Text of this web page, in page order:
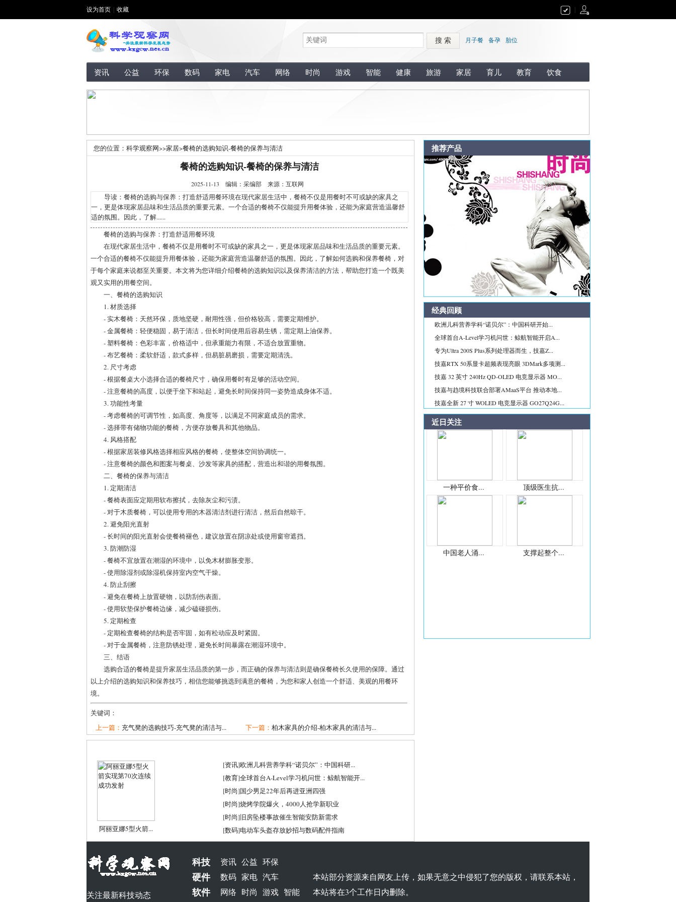
设为首页 收藏
搜 索 月子餐 备孕 胎位
资讯 公益 环保 数码 家电 汽车 网络 时尚 游戏 智能 健康 旅游 家居 育儿 教育 饮食
您的位置： 科学观察网>>家居>餐椅的选购知识-餐椅的保养与清洁
餐椅的选购知识-餐椅的保养与清洁
2025-11-13 编辑：采编部 来源：互联网
导读：餐椅的选购与保养：打造舒适用餐环境在现代家居生活中，餐椅不仅是用餐时不可或缺的家具之
一，更是体现家居品味和生活品质的重要元素。一个合适的餐椅不仅能提升用餐体验，还能为家庭营造温馨舒
适的氛围。因此，了解......
餐椅的选购与保养：打造舒适用餐环境
在现代家居生活中，餐椅不仅是用餐时不可或缺的家具之一，更是体现家居品味和生活品质的重要元素。
一个合适的餐椅不仅能提升用餐体验，还能为家庭营造温馨舒适的氛围。因此，了解如何选购和保养餐椅，对
于每个家庭来说都至关重要。本文将为您详细介绍餐椅的选购知识以及保养清洁的方法，帮助您打造一个既美
观又实用的用餐空间。
一、餐椅的选购知识
1. 材质选择
- 实木餐椅：天然环保，质地坚硬，耐用性强，但价格较高，需要定期维护。
- 金属餐椅：轻便稳固，易于清洁，但长时间使用后容易生锈，需定期上油保养。
- 塑料餐椅：色彩丰富，价格适中，但承重能力有限，不适合放置重物。
- 布艺餐椅：柔软舒适，款式多样，但易脏易磨损，需要定期清洗。
2. 尺寸考虑
- 根据餐桌大小选择合适的餐椅尺寸，确保用餐时有足够的活动空间。
- 注意餐椅的高度，以便于坐下和站起，避免长时间保持同一姿势造成身体不适。
3. 功能性考量
- 考虑餐椅的可调节性，如高度、角度等，以满足不同家庭成员的需求。
- 选择带有储物功能的餐椅，方便存放餐具和其他物品。
4. 风格搭配
- 根据家居装修风格选择相应风格的餐椅，使整体空间协调统一。
- 注意餐椅的颜色和图案与餐桌、沙发等家具的搭配，营造出和谐的用餐氛围。
二、餐椅的保养与清洁
1. 定期清洁
- 餐椅表面应定期用软布擦拭，去除灰尘和污渍。
- 对于木质餐椅，可以使用专用的木器清洁剂进行清洁，然后自然晾干。
2. 避免阳光直射
- 长时间的阳光直射会使餐椅褪色，建议放置在阴凉处或使用窗帘遮挡。
3. 防潮防湿
- 餐椅不宜放置在潮湿的环境中，以免木材膨胀变形。
- 使用除湿剂或除湿机保持室内空气干燥。
4. 防止刮擦
- 避免在餐椅上放置硬物，以防刮伤表面。
- 使用软垫保护餐椅边缘，减少磕碰损伤。
5. 定期检查
- 定期检查餐椅的结构是否牢固，如有松动应及时紧固。
- 对于金属餐椅，注意防锈处理，避免长时间暴露在潮湿环境中。
三、结语
选购合适的餐椅是提升家居生活品质的第一步，而正确的保养与清洁则是确保餐椅长久使用的保障。通过
以上介绍的选购知识和保养技巧，相信您能够挑选到满意的餐椅，为您和家人创造一个舒适、美观的用餐环
境。
关键词：
上一篇： 充气凳的选购技巧-充气凳的清洁与... 下一篇： 柏木家具的介绍-柏木家具的清洁与...
阿丽亚娜5型火箭...
[资讯]欧洲儿科营养学科“诺贝尔”：中国科研...
[教育]全球首台A-Level学习机问世：鲸航智能开...
[时尚]国少男足22年后再进亚洲四强
[时尚]烧烤学院爆火，4000人抢学新职业
[时尚]旧房坠楼事故催生智能安防新需求
[数码]电动车头盔存放妙招与数码配件指南
推荐产品
经典回顾
欧洲儿科营养学科“诺贝尔”：中国科研开始...
全球首台A-Level学习机问世：鲸航智能开启A...
专为Ultra 200S Plus系列处理器而生，技嘉Z...
技嘉RTX 50系显卡超频表现亮眼 3DMark多项测...
技嘉 32 英寸 240Hz QD-OLED 电竞显示器 MO...
技嘉与趋境科技联合部署AMaaS平台 推动本地...
技嘉全新 27 寸 WOLED 电竞显示器 GO27Q24G...
近日关注
一种平价食... 顶级医生抗...
中国老人涌... 支撑起整个...
关注最新科技动态
科技 资讯 公益 环保
硬件 数码 家电 汽车
软件 网络 时尚 游戏 智能
本站部分资源来自网友上传，如果无意之中侵犯了您的版权，请联系本站，
本站将在3个工作日内删除。